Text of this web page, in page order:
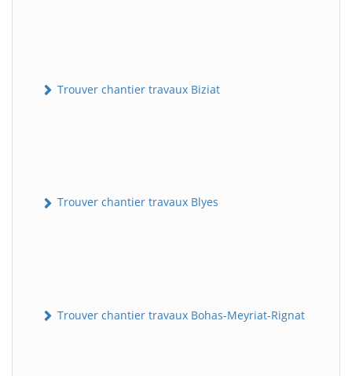
Trouver chantier travaux Biziat
Trouver chantier travaux Blyes
Trouver chantier travaux Bohas-Meyriat-Rignat